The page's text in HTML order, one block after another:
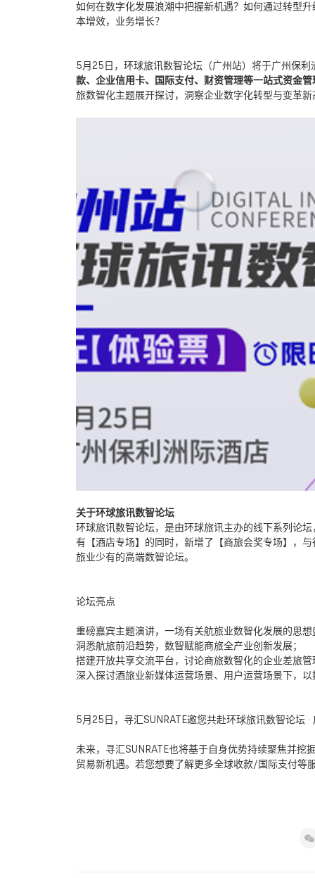
如何在数字化发展浪潮中把握新机遇？如何通过转型
本增效，业务增长？
5月25 日，环球旅讯数智论坛（广州站）将于广州保
款、企业信用卡、国际支付、财资管理等一站式资金
旅数智化主题展开探讨，洞察企业数字化转型与变革新
关于环球旅讯数智论坛
环球旅讯数智论坛，是由环球旅讯主办的线下系列论坛
有【酒店专场】的同时，新增了【商旅会奖专场】，
旅业少有的高端数智论坛。
论坛亮点
重磅嘉宾主题演讲，一场有关航旅业数智化发展的思想
洞悉航旅前沿趋势，数智赋能商旅全产业创新发展；
搭建开放共享交流平台，讨论商旅数智化的企业差旅
深入探讨酒旅业新媒体运营场景、用户运营场景下，
5月25日，寻汇SUNRATE邀您共赴环球旅讯数智论坛 ·
未来，寻汇SUNRATE也将基于自身优势持续聚焦并
贸易新机遇。若您想要了解更多全球收款/国际支付等